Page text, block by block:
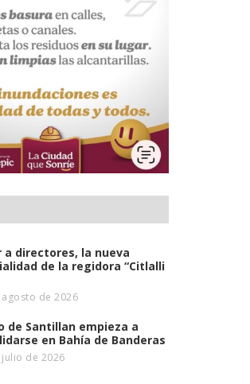
a directores, la nueva
de la regidora “Citlalli
agosto de 2026
de Santillan empieza a
en Bahía de Banderas
julio de 2026